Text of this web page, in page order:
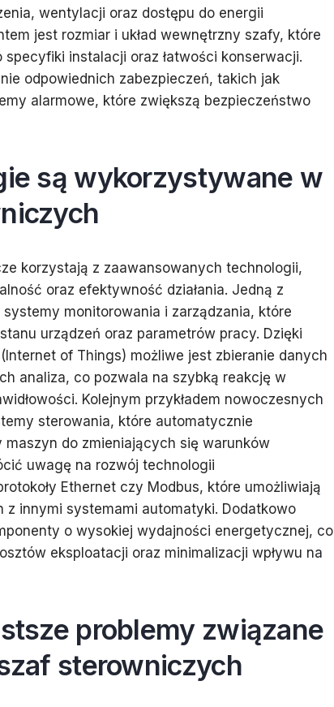
wentylacji oraz dostępu do energii
jest rozmiar i układ wewnętrzny szafy, które
instalacji oraz łatwości konserwacji.
odpowiednich zabezpieczeń, takich jak
alarmowe, które zwiększą bezpieczeństwo
są wykorzystywane w
korzystają z zaawansowanych technologii,
oraz efektywność działania. Jedną z
monitorowania i zarządzania, które
urządzeń oraz parametrów pracy. Dzięki
of Things) możliwe jest zbieranie danych
analiza, co pozwala na szybką reakcję w
Kolejnym przykładem nowoczesnych
sterowania, które automatycznie
do zmieniających się warunków
uwagę na rozwój technologii
Ethernet czy Modbus, które umożliwiają
innymi systemami automatyki. Dodatkowo
o wysokiej wydajności energetycznej, co
eksploatacji oraz minimalizacji wpływu na
problemy związane
sterowniczych